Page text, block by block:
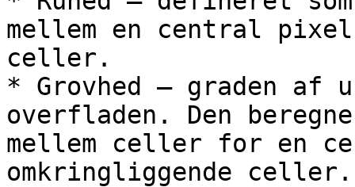
mellem en central pixel
celler.
* Grovhed – graden af
overfladen. Den
mellem celler for en
omkringliggende celler.